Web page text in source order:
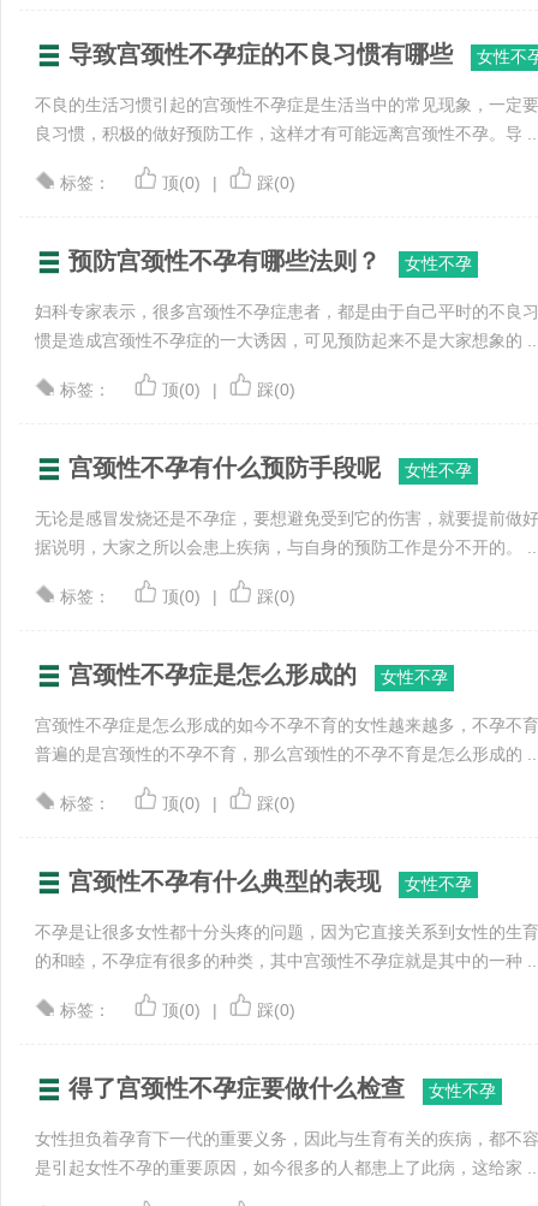
导致宫颈性不孕症的不良习惯有哪些 女性不
不良的生活习惯引起的宫颈性不孕症是生活当中的常见现象，一定
良习惯，积极的做好预防工作，这样才有可能远离宫颈性不孕。导
标签： 顶(0) | 踩(0)
预防宫颈性不孕有哪些法则？ 女性不孕
妇科专家表示，很多宫颈性不孕症患者，都是由于自己平时的不良
惯是造成宫颈性不孕症的一大诱因，可见预防起来不是大家想象的
标签： 顶(0) | 踩(0)
宫颈性不孕有什么预防手段呢 女性不孕
无论是感冒发烧还是不孕症，要想避免受到它的伤害，就要提前做
据说明，大家之所以会患上疾病，与自身的预防工作是分不开的。
标签： 顶(0) | 踩(0)
宫颈性不孕症是怎么形成的 女性不孕
宫颈性不孕症是怎么形成的如今不孕不育的女性越来越多，不孕不
普遍的是宫颈性的不孕不育，那么宫颈性的不孕不育是怎么形成的
标签： 顶(0) | 踩(0)
宫颈性不孕有什么典型的表现 女性不孕
不孕是让很多女性都十分头疼的问题，因为它直接关系到女性的生
的和睦，不孕症有很多的种类，其中宫颈性不孕症就是其中的一种
标签： 顶(0) | 踩(0)
得了宫颈性不孕症要做什么检查 女性不孕
女性担负着孕育下一代的重要义务，因此与生育有关的疾病，都不
是引起女性不孕的重要原因，如今很多的人都患上了此病，这给家